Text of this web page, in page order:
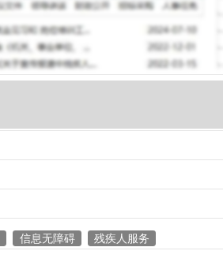
信息无障碍 残疾人服务